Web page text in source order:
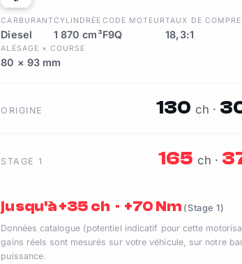
CARBURANT
Diesel
CYLINDRÉE
1 870 cm³
CODE MOTEUR
F9Q
TAUX DE
18,3:1
ALÉSAGE × COURSE
80 × 93 mm
ORIGINE 130 ch ·
STAGE 1 165 ch ·
jusqu'à +35 ch · +70 Nm (Stage 1)
Données catalogue (potentiel indicatif pour cette
gains réels sont mesurés sur votre véhicule, sur notre
puissance.